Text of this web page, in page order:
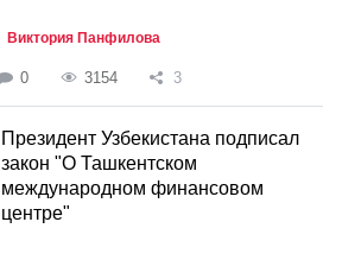
Виктория Панфилова
0 3154 3
Президент Узбекистана подписал
закон "О Ташкентском
международном финансовом
центре"